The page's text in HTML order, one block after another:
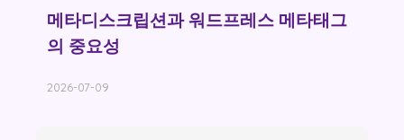
메타디스크립션과 워드프레스 메타태그
의 중요성
2026-07-09